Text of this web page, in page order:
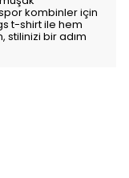
kombinler için
t-shirt ile hem
stilinizi bir adım